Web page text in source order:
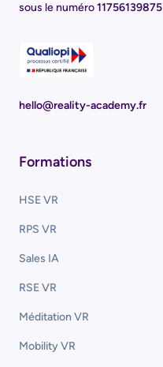
sous le numéro11756139875
hello@reality-academy.fr
Formations
HSE VR
RPS VR
Sales IA
RSE VR
Méditation VR
Mobility VR